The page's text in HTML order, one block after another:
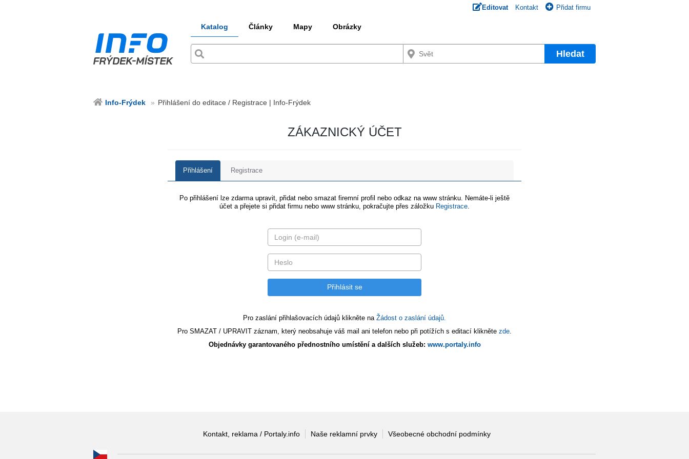
Editovat Kontakt Přidat firmu
Katalog Články Mapy Obrázky
Hledat
Info-Frýdek Přihlášení do editace / Registrace | Info-Frýdek
ZÁKAZNICKÝ ÚČET
Přihlášení Registrace
Po přihlášení lze zdarma upravit, přidat nebo smazat firemní profil nebo odkaz na www stránku. Nemáte-li ještě
účet a přejete si přidat firmu nebo www stránku, pokračujte přes záložku Registrace
Pro zaslání přihlašovacích údajů klikněte na Žádost o zaslání údajů.
Pro SMAZAT / UPRAVIT záznam, který neobsahuje váš mail ani telefon nebo při potížích s editací klikněte zde
Objednávky garantovaného přednostního umístění a dalších služeb: www.portaly.info
Kontakt, reklama / Portaly.info Naše reklamní prvky Všeobecné obchodní podmínky